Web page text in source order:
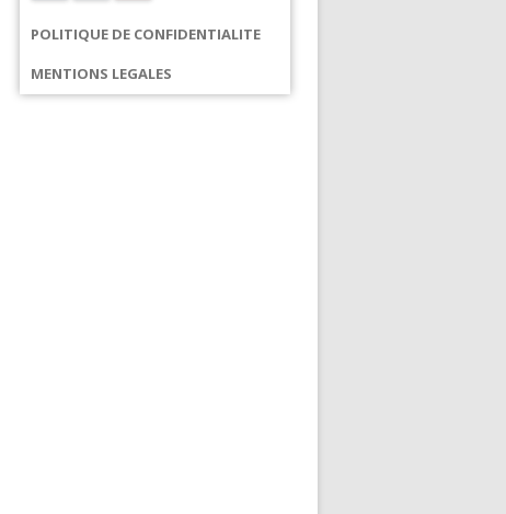
POLITIQUE DE CONFIDENTIALITE
MENTIONS LEGALES